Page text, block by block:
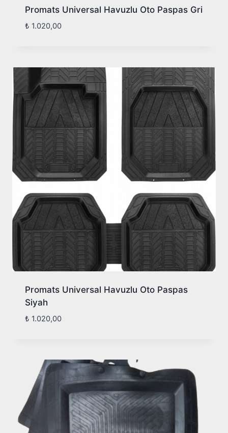
Promats Universal Havuzlu Oto Paspas Gri
₺ 1.020,00
Promats Universal Havuzlu Oto Paspas
Siyah
₺ 1.020,00